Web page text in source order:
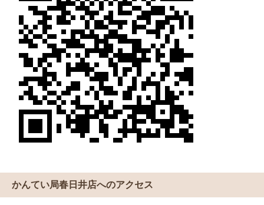
かんてい局春日井店へのアクセス